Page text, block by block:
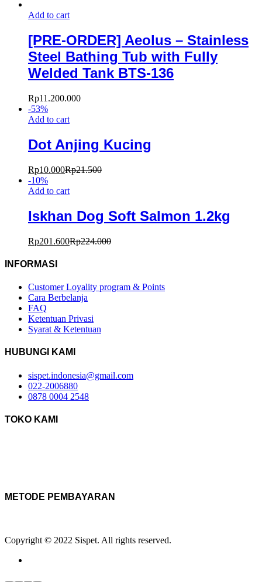
Add to cart
[PRE-ORDER] Aeolus – Stainless
Steel Bathing Tub with Fully
Welded Tank BTS-136
Rp11.200.000
-53%
Add to cart
Dot Anjing Kucing
Rp10.000Rp21.500
-10%
Add to cart
Iskhan Dog Soft Salmon 1.2kg
Rp201.600Rp224.000
INFORMASI
Customer Loyality program & Points
Cara Berbelanja
FAQ
Ketentuan Privasi
Syarat & Ketentuan
HUBUNGI KAMI
sispet.indonesia@gmail.com
022-2006880
0878 0004 2548
TOKO KAMI
METODE PEMBAYARAN
Copyright © 2022 Sispet. All rights reserved.